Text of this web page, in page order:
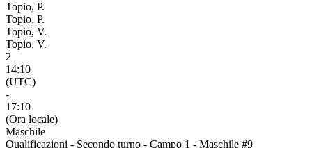
Topio, P.
Topio, P.
Topio, V.
Topio, V.
2
14:10
(UTC)
-
17:10
(Ora locale)
Maschile
Qualificazioni - Secondo turno - Campo 1 - Maschile #9